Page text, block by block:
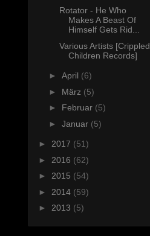
Rotator - He Who
Makes A Beast Of
Himself Gets Rid...
Various Artists [Crippled
Children Records]
► April (6)
► März (5)
► Februar (5)
► Januar (5)
► 2017 (51)
► 2016 (62)
► 2015 (54)
► 2014 (59)
► 2013 (5)